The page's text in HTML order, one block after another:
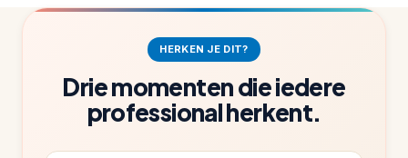
HERKEN JE DIT?
Drie momenten die iedere
professional herkent.